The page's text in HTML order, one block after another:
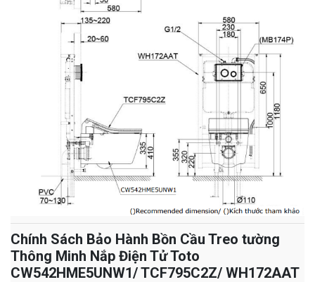
Chính Sách Bảo Hành Bồn Cầu Treo tường
Thông Minh Nắp Điện Tử Toto
CW542HME5UNW1/ TCF795C2Z/ WH172AAT